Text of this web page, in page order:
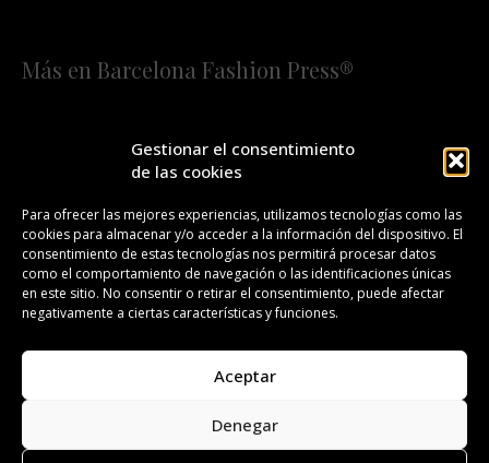
Gestionar el consentimiento
de las cookies
Para ofrecer las mejores experiencias, utilizamos tecnologías como las
cookies para almacenar y/o acceder a la información del dispositivo. El
consentimiento de estas tecnologías nos permitirá procesar datos
como el comportamiento de navegación o las identificaciones únicas
en este sitio. No consentir o retirar el consentimiento, puede afectar
negativamente a ciertas características y funciones.
Aceptar
Denegar
Más en Barcelona Fashion Press®
¡SUSCRÍBETE A NUESTRA FASHION NEWS!
CONTACTO REDACCIÓN PUBLICIDAD
ISSN 2385-4839 DL B 27443-2014
Todos los derechos reservados. Copyright 2008-2024.
Barcelona Fashion Press®/™ es una marca registrada.